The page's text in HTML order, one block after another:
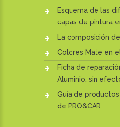
Esquema de las
capas de pintura
La composición
Colores Mate en
Ficha de
Aluminio, sin
Guía de
de PRO&CAR